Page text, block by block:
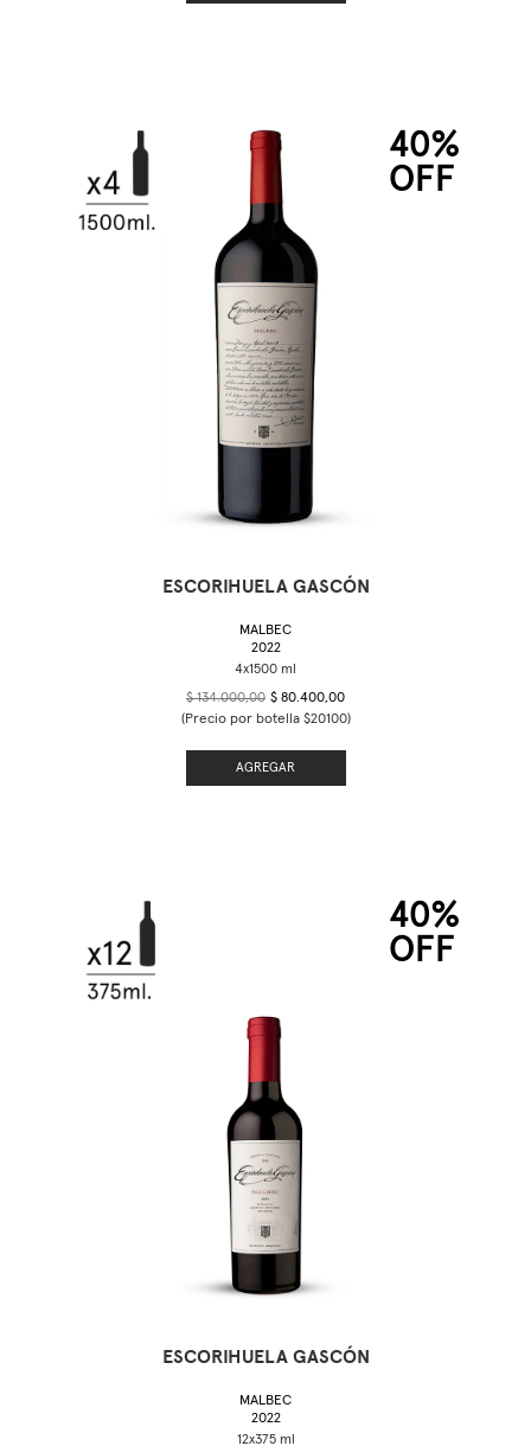
40%
OFF
ESCORIHUELA GASCÓN
MALBEC
2022
$ 134.000,00 $ 80.400,00
(Precio por botella $20100)
AGREGAR
40%
OFF
ESCORIHUELA GASCÓN
MALBEC
2022